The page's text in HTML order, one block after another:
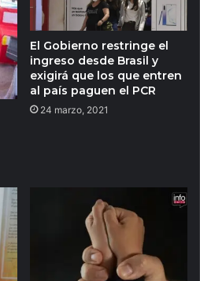
El Gobierno restringe el
ingreso desde Brasil y
exigirá que los que entren
al país paguen el PCR
24 marzo, 2021